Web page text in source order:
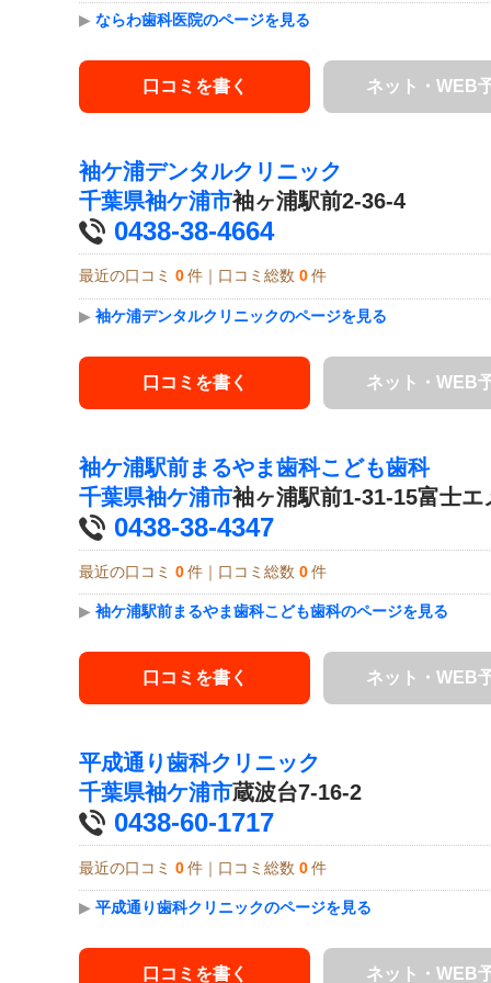
▶ ならわ歯科医院のページを見る
口コミを書く ネット・WEB
袖ケ浦デンタルクリニック
千葉県袖ケ浦市袖ヶ浦駅前2-36-4
0438-38-4664
最近の口コミ 0 件｜口コミ総数 0 件
▶ 袖ケ浦デンタルクリニックのページを見る
口コミを書く ネット・WEB
袖ケ浦駅前まるやま歯科こども歯科
千葉県袖ケ浦市袖ヶ浦駅前1-31-15富士
0438-38-4347
最近の口コミ 0 件｜口コミ総数 0 件
▶ 袖ケ浦駅前まるやま歯科こども歯科のページを見る
口コミを書く ネット・WEB
平成通り歯科クリニック
千葉県袖ケ浦市蔵波台7-16-2
0438-60-1717
最近の口コミ 0 件｜口コミ総数 0 件
▶ 平成通り歯科クリニックのページを見る
口コミを書く ネット・WEB